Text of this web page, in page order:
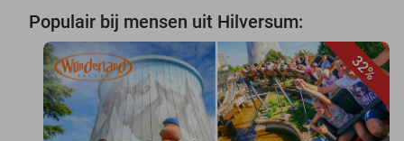
Populair bij mensen uit Hilversum:
32%